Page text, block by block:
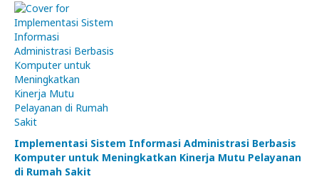
Implementasi Sistem Informasi Administrasi Berbasis
Komputer untuk Meningkatkan Kinerja Mutu Pelayanan
di Rumah Sakit